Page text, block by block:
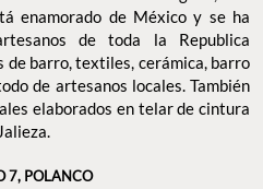
enamorado de México y se ha
de toda la Republica
de barro, textiles, cerámica, barro
de artesanos locales. También
elaborados en telar de cintura
7, POLANCO